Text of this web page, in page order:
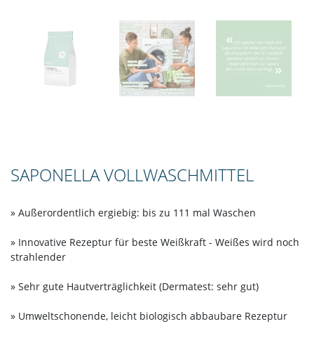
SAPONELLA VOLLWASCHMITTEL
» Außerordentlich ergiebig: bis zu 111 mal Waschen
» Innovative Rezeptur für beste Weißkraft - Weißes wird noch
strahlender
» Sehr gute Hautverträglichkeit (Dermatest: sehr gut)
» Umweltschonende, leicht biologisch abbaubare Rezeptur